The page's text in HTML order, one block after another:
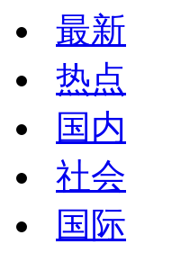
最新
热点
国内
社会
国际